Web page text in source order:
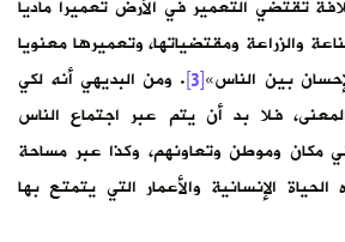
تقتضي التعمير في الأرض تعميرا ماديا
والزراعة ومقتضياتها، وتعميرها معنويا
بين الناس»[3] . ومن البديهي أنه لكي
فلا بد أن يتم عبر اجتماع الناس
مكان وموطن وتعاونهم، وكذا عبر مساحة
الإنسانية والأعمار التي يتمتع بها